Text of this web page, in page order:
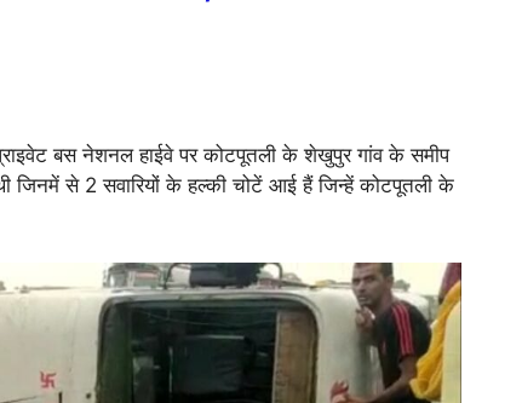
बस नेशनल हाईवे पर कोटपूतली के शेखुपुर गांव के समीप
जिनमें से 2 सवारियों के हल्की चोटें आई हैं जिन्हें कोटपूतली के